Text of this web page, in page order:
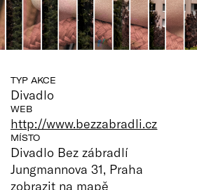
TYP AKCE
Divadlo
WEB
http://www.bezzabradli.cz
MÍSTO
Divadlo Bez zábradlí
Jungmannova 31, Praha
zobrazit na mapě